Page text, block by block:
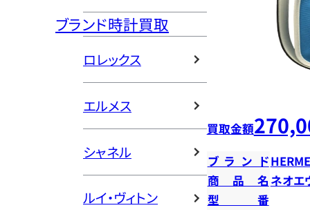
ブランド時計買取
ロレックス
エルメス
シャネル
ルイ・ヴィトン
買取金額
ブランド
商品名 ネオエ
型番